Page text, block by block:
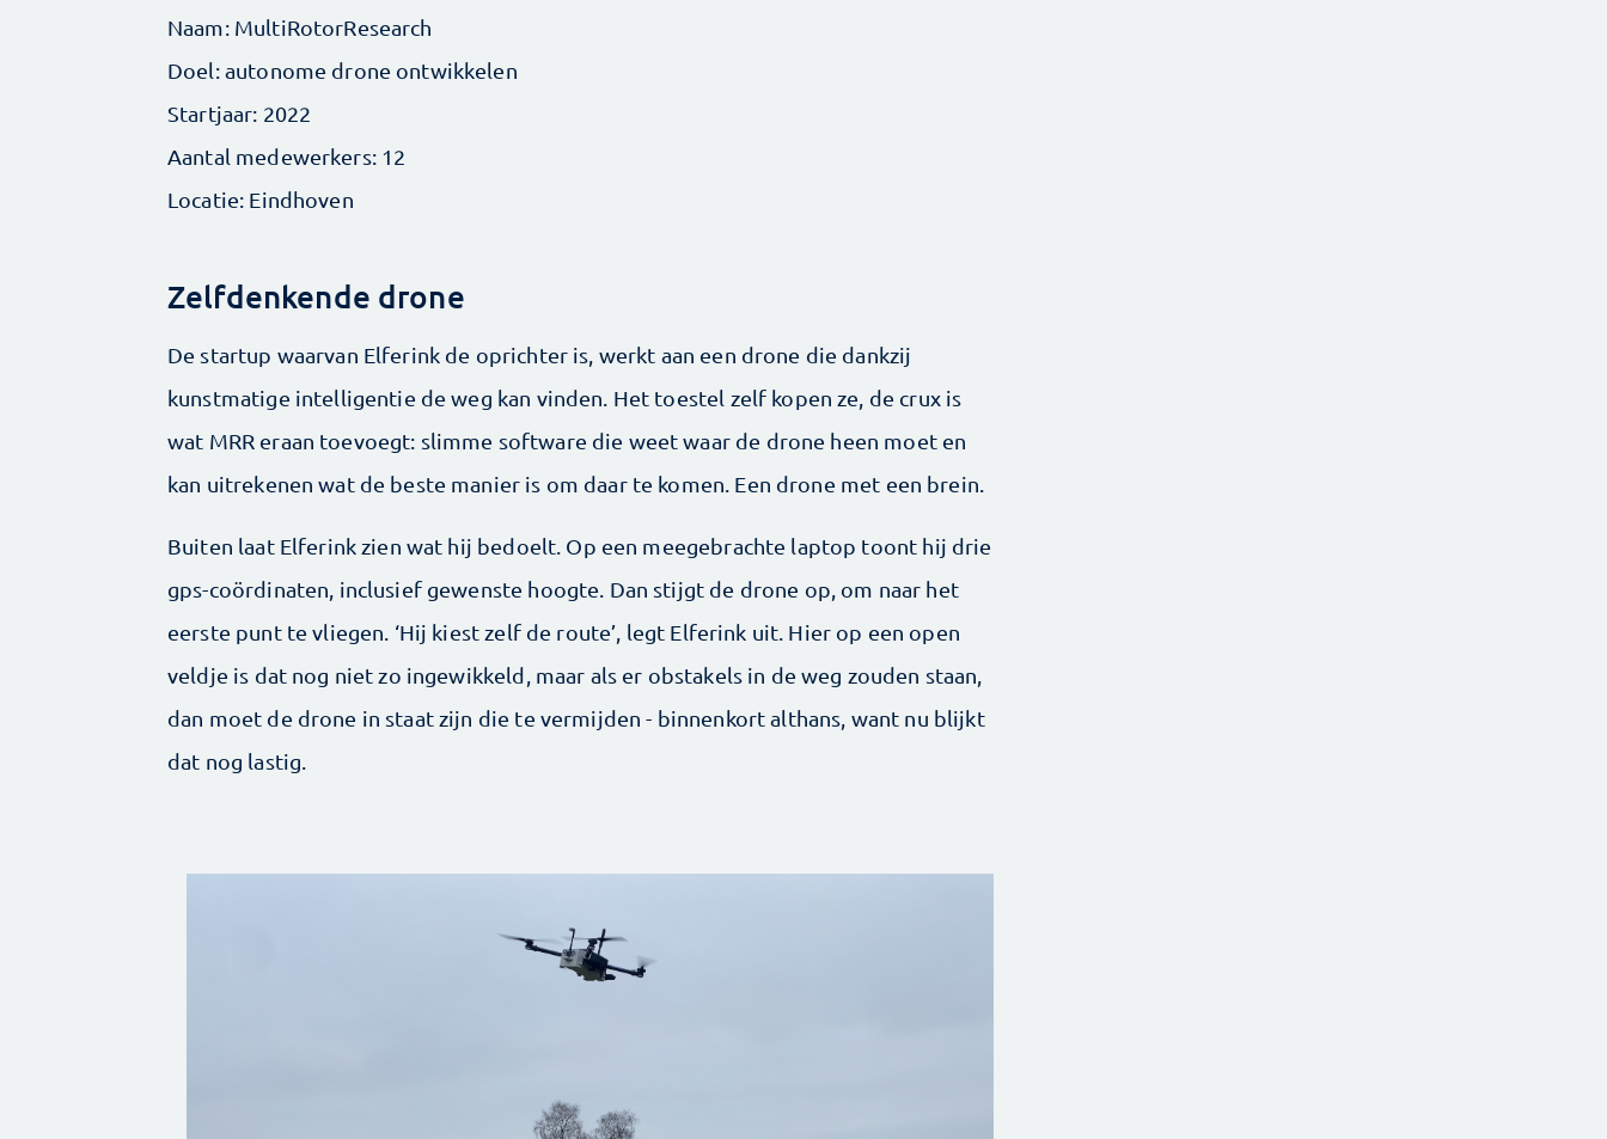
Naam: MultiRotorResearch
Doel: autonome drone ontwikkelen
Startjaar: 2022
Aantal medewerkers: 12
Locatie: Eindhoven
Zelfdenkende drone
De startup waarvan Elferink de oprichter is, werkt aan een drone die dankzij
kunstmatige intelligentie de weg kan vinden. Het toestel zelf kopen ze, de crux is
wat MRR eraan toevoegt: slimme software die weet waar de drone heen moet en
kan uitrekenen wat de beste manier is om daar te komen. Een ­drone met een brein.
Buiten laat Elferink zien wat hij bedoelt. Op een meegebrachte laptop toont hij drie
gps-coördinaten, inclusief gewenste hoogte. Dan stijgt de drone op, om naar het
eerste punt te vliegen. ‘Hij kiest zelf de route’, legt Elferink uit. Hier op een open
veldje is dat nog niet zo ingewikkeld, maar als er obstakels in de weg zouden staan,
dan moet de drone in staat zijn die te vermijden - binnenkort althans, want nu blijkt
dat nog lastig.